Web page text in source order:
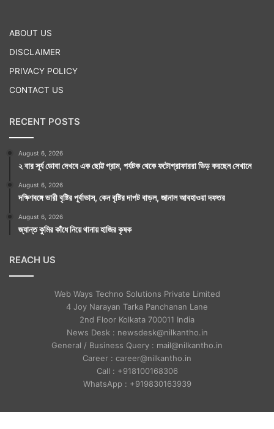
ABOUT US
DISCLAIMER
PRIVACY POLICY
CONTACT US
RECENT POSTS
August 6, 2026
২ বার সূর্য ডোবা দেখবে এক ছোট্ট গ্রাম, পর্যটক থেকে ফটোগ্রাফাররা ভিড় করছেন সেখানে
August 6, 2026
দক্ষিণবঙ্গে ভারী বৃষ্টির পূর্বাভাস, কেন বৃষ্টির দাপট বাড়ল, জানাল আবহাওয়া দফতর
August 6, 2026
জ্যান্ত কুমির কাঁধে নিয়ে থানায় হাজির কৃষক
REACH US
Web Ways Techno Solutions Private Limited
4 Joy Narayan Tarka Panchanan Lane
2nd Floor Kolkata 700011 India
News Desk : newsdesk@nilkantho.in
General / Business Query : mail@nilkantho.in
Career : career@nilkantho.in
Call : +918100168306
WhatsApp : +919830163939